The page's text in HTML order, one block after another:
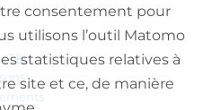
consentement pour
utilisons l’outil Matomo
statistiques relatives à
site et ce, de manière